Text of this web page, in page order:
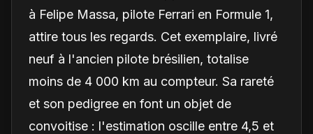
à Felipe Massa, pilote Ferrari en Formule 1,
attire tous les regards. Cet exemplaire, livré
neuf à l'ancien pilote brésilien, totalise
moins de 4 000 km au compteur. Sa rareté
et son pedigree en font un objet de
convoitise : l'estimation oscille entre 4,5 et